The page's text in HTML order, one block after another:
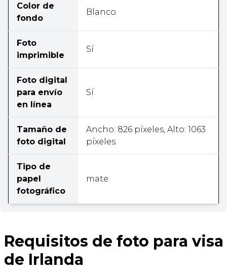
Color de
fondo
Blanco
Foto
imprimible
Sí
Foto digital
para envío
en línea
Sí
Tamaño de
foto digital
Ancho: 826 píxeles, Alto: 1063
píxeles
Tipo de
papel
fotográfico
mate
Requisitos de foto para visa
de Irlanda